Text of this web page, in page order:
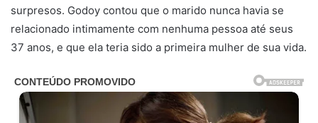
surpresos. Godoy contou que o marido nunca havia se
relacionado intimamente com nenhuma pessoa até seus
37 anos, e que ela teria sido a primeira mulher de sua vida.